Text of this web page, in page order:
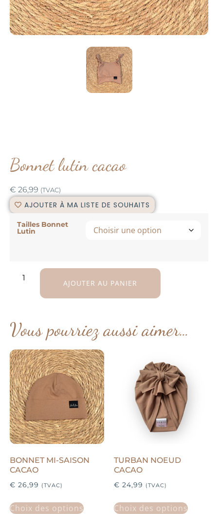
Bonnet lutin cacao
€ 26,99 (TVAC)
AJOUTER À MA LISTE DE SOUHAITS
Tailles Bonnet
Lutin
AJOUTER AU PANIER
Vous pourriez aussi aimer…
BONNET MI-SAISON
CACAO
€ 26,99 (TVAC)
Choix des options
TURBAN NOEUD
CACAO
€ 24,99 (TVAC)
Choix des options